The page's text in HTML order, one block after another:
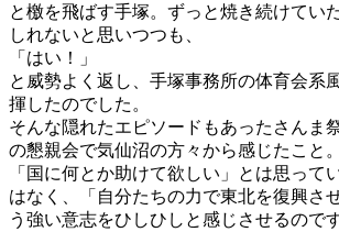
と檄を飛ばす手塚。ずっと焼き続けてい
しれないと思いつつも、
「はい！」
と威勢よく返し、手塚事務所の体育会系
揮したのでした。
そんな隠れたエピソードもあったさんま
の懇親会で気仙沼の方々から感じたこと
「国に何とか助けて欲しい」とは思って
はなく、「自分たちの力で東北を復興さ
う強い意志をひしひしと感じさせるのです